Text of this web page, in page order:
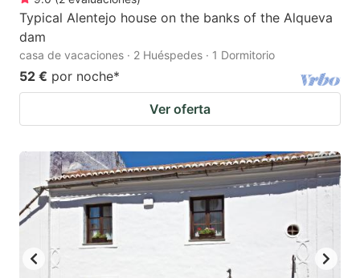
Typical Alentejo house on the banks of the Alqueva
dam
casa de vacaciones · 2 Huéspedes · 1 Dormitorio
52 € por noche*
Ver oferta